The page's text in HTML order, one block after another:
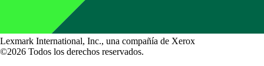
Lexmark International, Inc., una compañía de Xerox
©2026 Todos los derechos reservados.